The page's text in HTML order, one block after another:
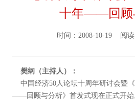
十年——回顾
时间：2008-10-19 阅
樊纲（主持人）：
中国经济50人论坛十周年研讨会暨
——回顾与分析》首发式现在正式开始